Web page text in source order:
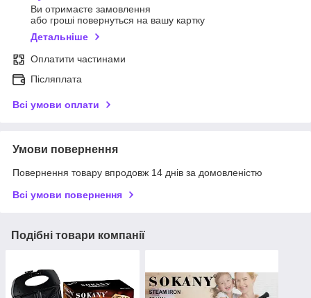
Ви отримаєте замовлення
або гроші повернуться на вашу картку
Детальніше
Оплатити частинами
Післяплата
Всі умови оплати
Умови повернення
Повернення товару впродовж 14 днів за домовленістю
Всі умови повернення
Подібні товари компанії